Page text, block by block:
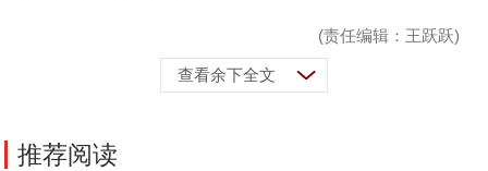
(责任编辑：王跃跃)
查看余下全文
推荐阅读